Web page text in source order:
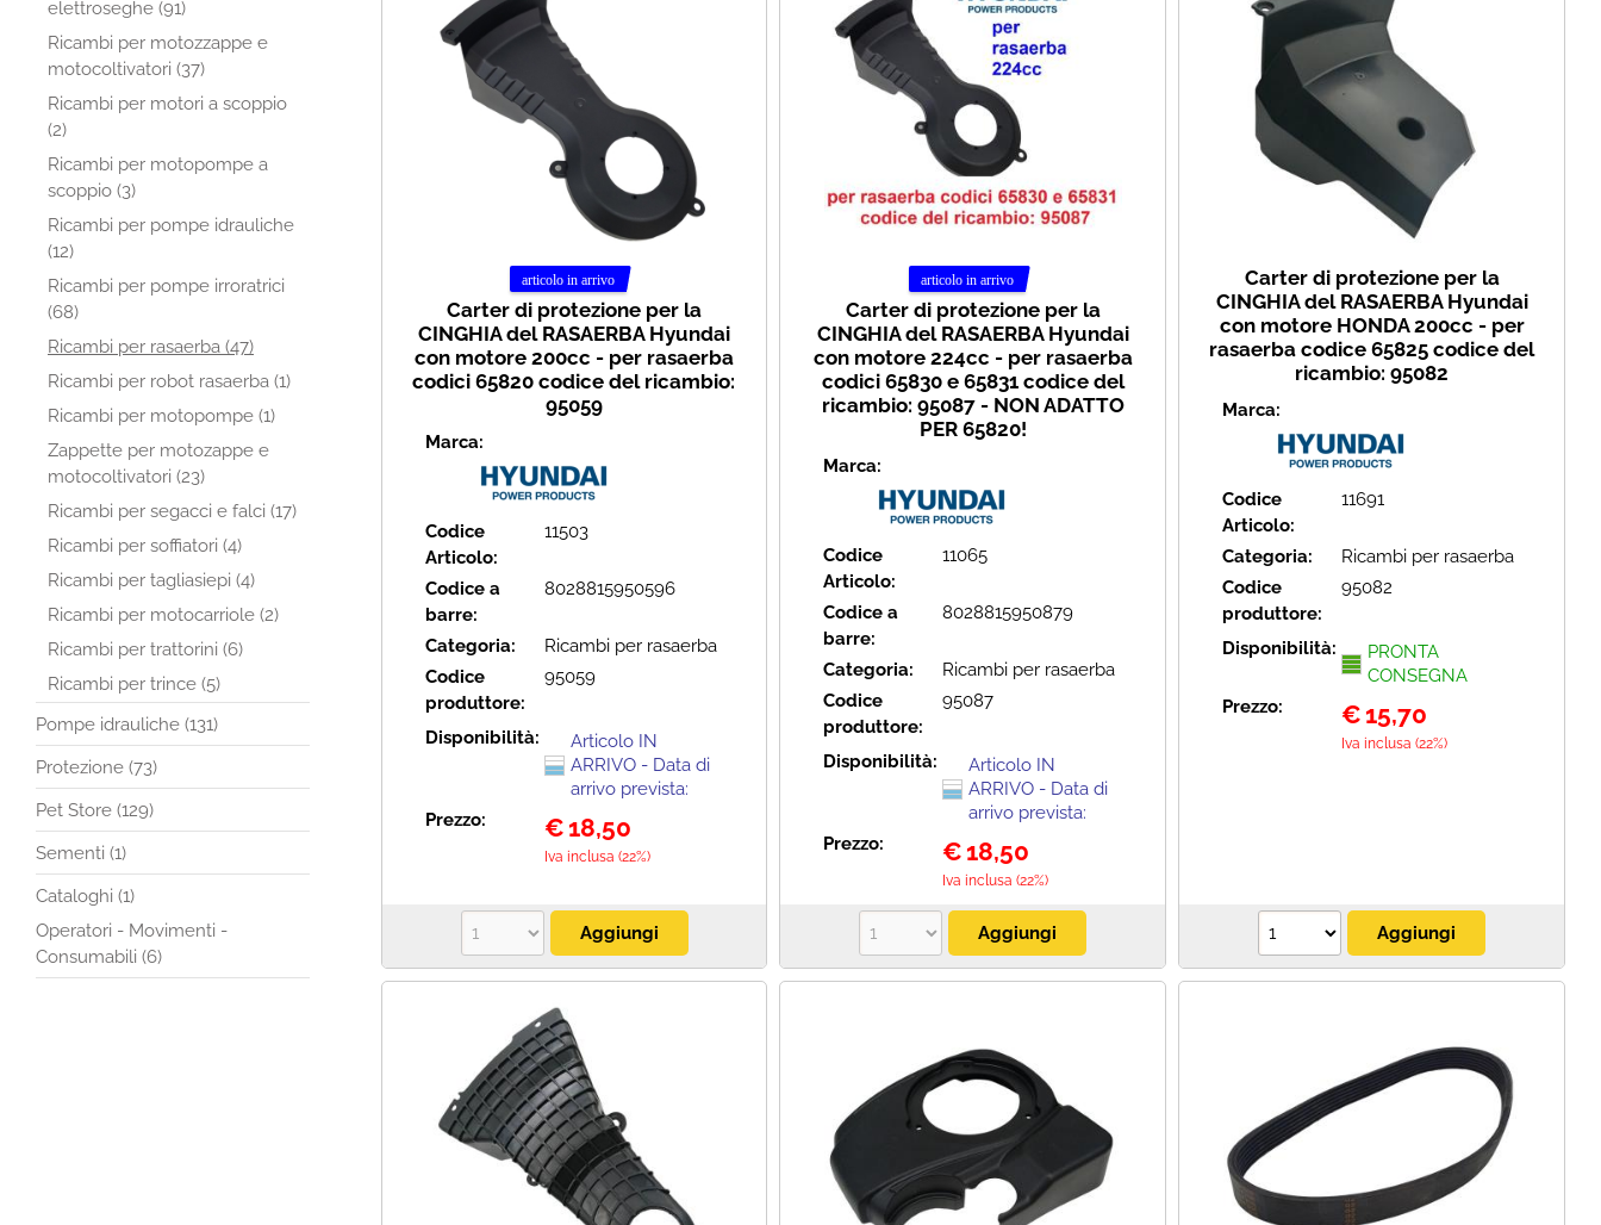
elettroseghe (91)
Ricambi per motozzappe e
motocoltivatori (37)
Ricambi per motori a scoppio
(2)
Ricambi per motopompe a
scoppio (3)
Ricambi per pompe idrauliche
(12)
Ricambi per pompe irroratrici
(68)
Ricambi per rasaerba (47)
Ricambi per robot rasaerba (1)
Ricambi per motopompe (1)
Zappette per motozappe e
motocoltivatori (23)
Ricambi per segacci e falci (17)
Ricambi per soffiatori (4)
Ricambi per tagliasiepi (4)
Ricambi per motocarriole (2)
Ricambi per trattorini (6)
Ricambi per trince (5)
Pompe idrauliche (131)
Protezione (73)
Pet Store (129)
Sementi (1)
Cataloghi (1)
Operatori - Movimenti -
Consumabili (6)
Carter di protezione per la
CINGHIA del RASAERBA Hyundai
con motore 200cc - per rasaerba
codici 65820 codice del ricambio:
95059
Marca:
Codice
Articolo:
11503
Codice a
barre:
8028815950596
Categoria:
Ricambi per rasaerba
Codice
produttore:
95059
Disponibilità:
Articolo IN
ARRIVO - Data di
arrivo prevista:
Prezzo:
€ 18,50
Iva inclusa (22%)
Carter di protezione per la
CINGHIA del RASAERBA Hyundai
con motore 224cc - per rasaerba
codici 65830 e 65831 codice del
ricambio: 95087 - NON ADATTO
PER 65820!
Marca:
Codice
Articolo:
11065
Codice a
barre:
8028815950879
Categoria:
Ricambi per rasaerba
Codice
produttore:
95087
Disponibilità:
Articolo IN
ARRIVO - Data di
arrivo prevista:
Prezzo:
€ 18,50
Iva inclusa (22%)
Carter di protezione per la
CINGHIA del RASAERBA Hyundai
con motore HONDA 200cc - per
rasaerba codice 65825 codice del
ricambio: 95082
Marca:
Codice
Articolo:
11691
Categoria:
Ricambi per rasaerba
Codice
produttore:
95082
Disponibilità:
PRONTA
CONSEGNA
Prezzo:
€ 15,70
Iva inclusa (22%)